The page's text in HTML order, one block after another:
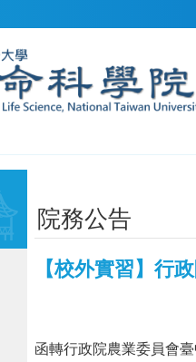
院務公告
【校外實習】行
函轉行政院農業委員會